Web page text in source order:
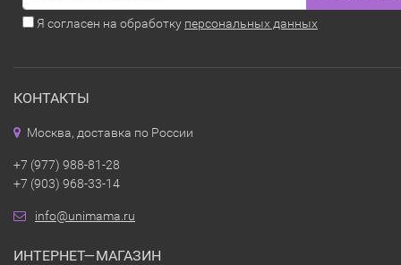
Я согласен на обработку персональных данных
КОНТАКТЫ
Москва, доставка по России
+7 (977) 988-81-28
+7 (903) 968-33-14
info@unimama.ru
ИНТЕРНЕТ—МАГАЗИН